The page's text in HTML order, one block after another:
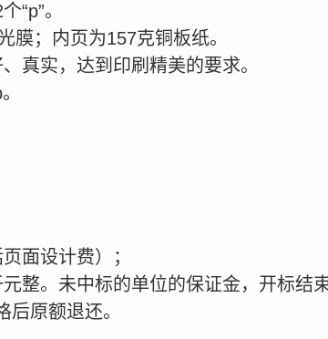
“p”。
膜；内页为157克铜板纸。
真实，达到印刷精美的要求。
面设计费）；
整。未中标的单位的保证金，开标结
原额退还。